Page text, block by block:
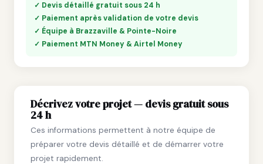
Décrivez votre projet — devis gratuit sous
24 h
Ces informations permettent à notre équipe de
préparer votre devis détaillé et de démarrer votre
projet rapidement.
✓ Devis détaillé gratuit sous 24 h
✓ Paiement après validation de votre devis
✓ Équipe à Brazzaville & Pointe-Noire
✓ Paiement MTN Money & Airtel Money